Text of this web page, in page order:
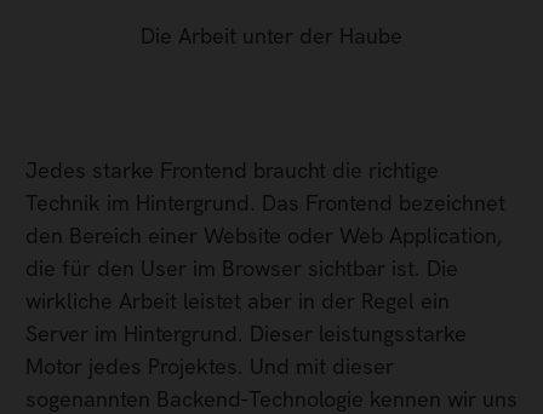
Die Arbeit unter der Haube
Jedes starke Frontend braucht die richtige
Technik im Hintergrund. Das Frontend bezeichnet
den Bereich einer Website oder Web Application,
die für den User im Browser sichtbar ist. Die
wirkliche Arbeit leistet aber in der Regel ein
Server im Hintergrund. Dieser leistungsstarke
Motor jedes Projektes. Und mit dieser
sogenannten Backend-Technologie kennen wir uns